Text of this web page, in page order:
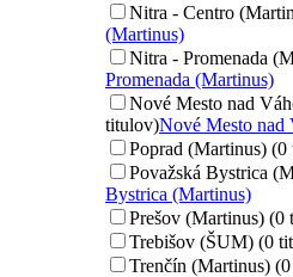
Nitra - Centro
(Martinus)
Nitra - Promenada
Promenada (Martinus)
Nové Mesto nad
titulov)Nové Mesto
Poprad (Martinus)
Považská Bystrica
Bystrica (Martinus)
Prešov (Martinus) (0
Trebišov (ŠUM) (0
Trenčín (Martinus)